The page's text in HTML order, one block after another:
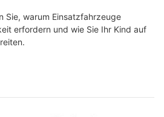
Sie, warum Einsatzfahrzeuge
erfordern und wie Sie Ihr Kind auf